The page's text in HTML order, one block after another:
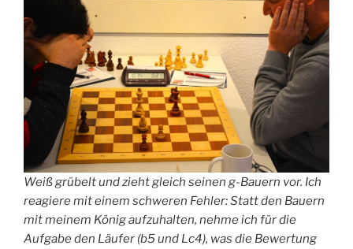
Weiß grübelt und zieht gleich seinen g-Bauern vor. Ich
reagiere mit einem schweren Fehler: Statt den Bauern
mit meinem König aufzuhalten, nehme ich für die
Aufgabe den Läufer (b5 und Lc4), was die Bewertung